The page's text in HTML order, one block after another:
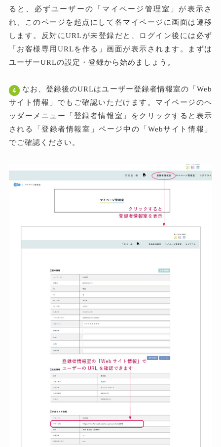
ると、必ずユーザーの「マイページ管理室」が表示さ
れ、このページを起点にして各マイページに画面は遷移
します。反対にURLが未登録だと、ログイン後には必ず
「お客様専用URLを作る」画面が表示されます。まずは
ユーザーURLの設定・登録から始めましょう。
なお、登録後のURLはユーザー登録者情報室の「Web
サイト情報」でもご確認いただけます。マイページのヘ
ッダーメニュー「登録者情報室」をクリックすると表示
される「登録者情報室」ページ中の「Webサイト情報」
でご確認ください。